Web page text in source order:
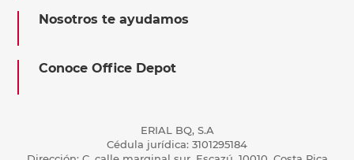
Nosotros te ayudamos
Conoce Office Depot
ERIAL BQ, S.A
Cédula jurídica: 3101295184